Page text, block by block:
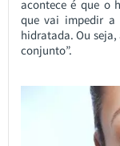
acontece é que o
que vai impedir
hidratada. Ou
conjunto”.